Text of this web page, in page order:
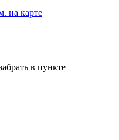
на карте
в пункте